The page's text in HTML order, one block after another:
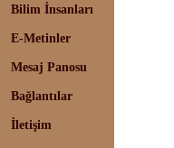
Bilim İnsanları
E-Metinler
Mesaj Panosu
Bağlantılar
İletişim